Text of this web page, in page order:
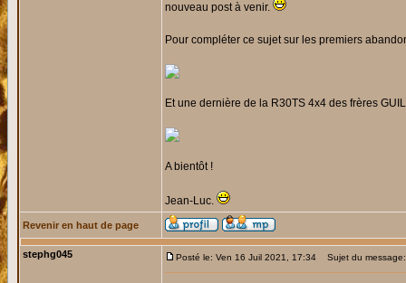
nouveau post à venir.
Pour compléter ce sujet sur les premiers
Et une dernière de la R30TS 4x4 des frères
A bientôt !
Jean-Luc.
Revenir en haut de page
stephg045 Posté le: Ven 16 Juil 2021, 17:34 Sujet du